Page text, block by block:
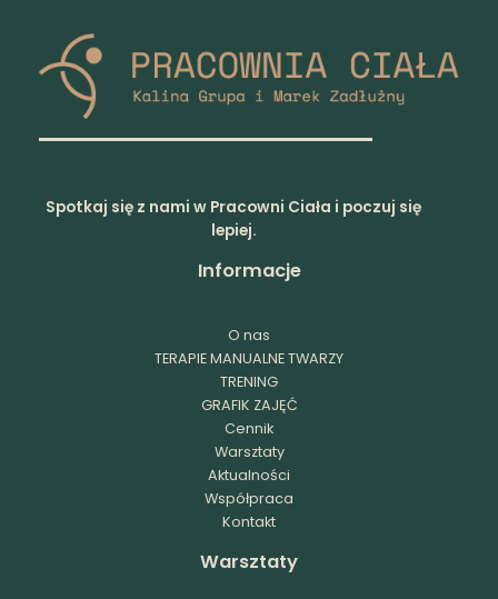
Spotkaj się z nami w Pracowni Ciała i poczuj się
lepiej.
Informacje
O nas
TERAPIE MANUALNE TWARZY
TRENING
GRAFIK ZAJĘĆ
Cennik
Warsztaty
Aktualności
Współpraca
Kontakt
Warsztaty